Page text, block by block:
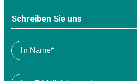
Schreiben Sie uns
Bitte
Sie